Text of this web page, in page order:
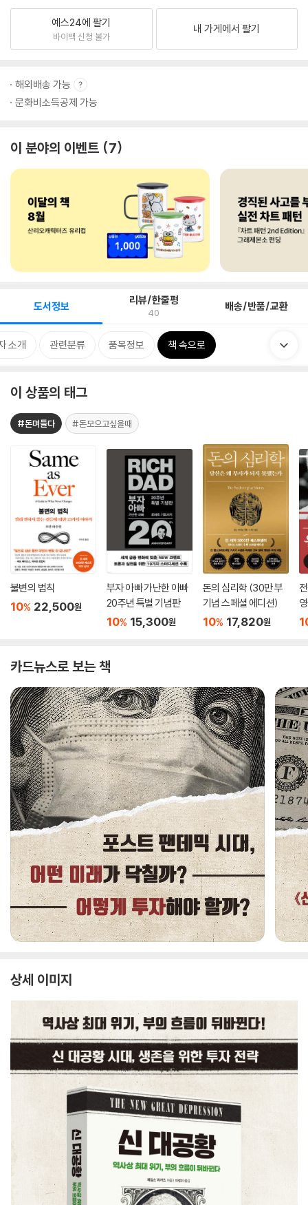
예스24에 팔기
바이백 신청 불가
내 가게에서 팔기
해외배송 가능
문화비소득공제 가능
이 분야의 이벤트 7
도서정보 리뷰/한줄평
40 배송/반품/교환
소개 관련분류 품목정보 책 속으로
이 상품의 태그
#돈며들다 #돈모으고싶을때
불변의 법칙
10% 22,500원
부자 아빠 가난한 아빠
20주년 특별 기념판
10% 15,300원
돈의 심리학 (30만 부
기념 스페셜 에디션)
10% 17,820원
카드뉴스로 보는 책
상세 이미지